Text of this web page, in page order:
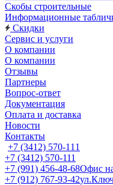
Скобы строительные
Информационные
Скидки
Сервис и услуги
О компании
О компании
Отзывы
Партнеры
Вопрос-ответ
Документация
Оплата и доставка
Новости
Контакты
+7 (3412) 570-111
+7 (3412) 570-111
+7 (991) 456-48-68Офис
+7 (912) 767-93-42